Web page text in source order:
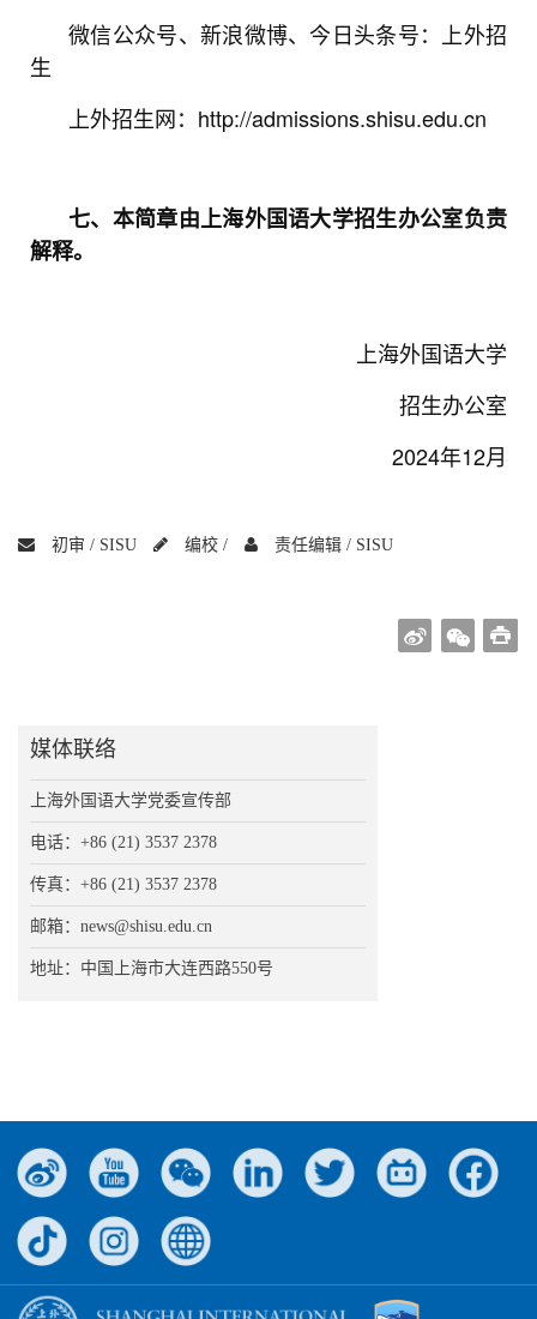
微信公众号、新浪微博、今日头条号：上外招
生
上外招生网：http://admissions.shisu.edu.cn
七、本简章由上海外国语大学招生办公室负责
解释。
上海外国语大学
招生办公室
2024年12月
初审 / SISU 编校 / 责任编辑 / SISU
媒体联络
上海外国语大学党委宣传部
电话：+86 (21) 3537 2378
传真：+86 (21) 3537 2378
邮箱：news@shisu.edu.cn
地址：中国上海市大连西路550号